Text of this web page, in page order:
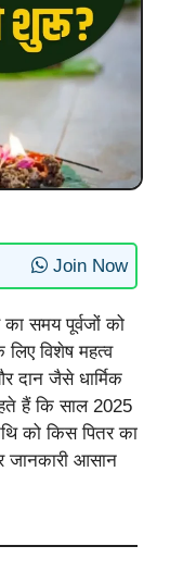
Join Now
का समय पूर्वजों को
विशेष महत्व
दान जैसे धार्मिक
हैं कि साल 2025
को किस पितर का
जानकारी आसान